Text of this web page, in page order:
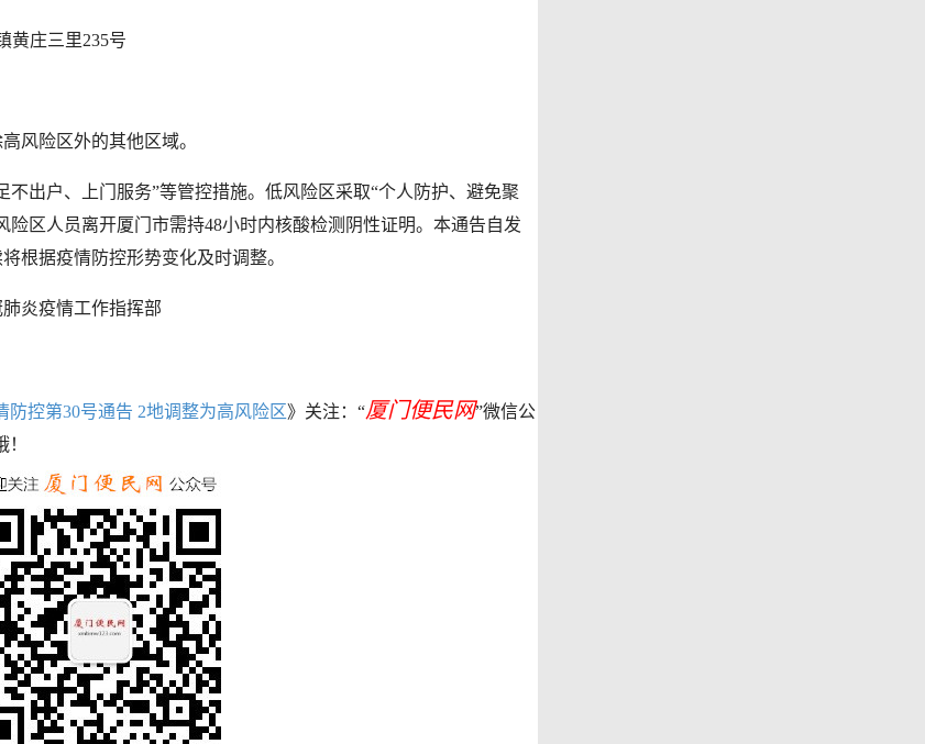
庄三里235号
险区外的其他区域。
出户、上门服务”等管控措施。低风险区采取“个人防护、避免聚
险区人员离开厦门市需持48小时内核酸检测阴性证明。本通告自发
根据疫情防控形势变化及时调整。
炎疫情工作指挥部
防控第30号通告 2地调整为高风险区》关注：“厦门便民网”微信公